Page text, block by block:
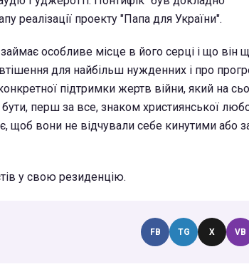
реалізації проекту "Папа для України".
особливе місце в його серці і що він
для найбільш нужденних і про
підтримки жертв війни, який на
перш за все, знаком християнської
щоб вони не відчували себе кинутими або
у свою резиденцію.
FB TG X VB